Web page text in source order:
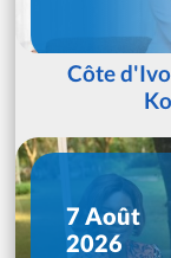
Côte
7 Août
2026